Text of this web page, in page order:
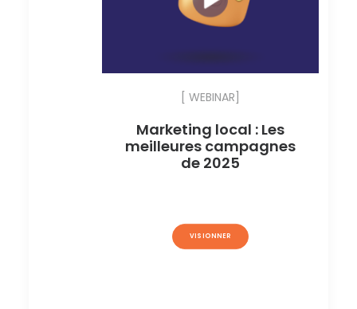
[ WEBINAR]
Marketing local : Les
meilleures campagnes
de 2025
VISIONNER